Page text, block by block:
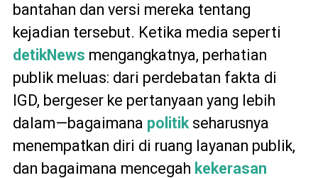
bantahan dan versi mereka tentang
kejadian tersebut. Ketika media seperti
detikNews mengangkatnya, perhatian
publik meluas: dari perdebatan fakta di
IGD, bergeser ke pertanyaan yang lebih
dalam—bagaimana politikseharusnya
menempatkan diri di ruang layanan publik,
dan bagaimana mencegah kekerasan